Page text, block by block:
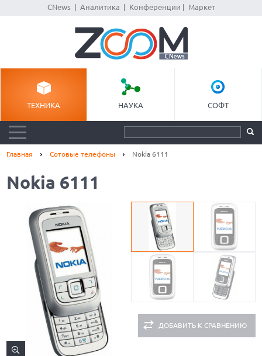
CNews| Аналитика Конференции Маркет
ТЕХНИКА НАУКА СОФТ
Главная Сотовые телефоны Nokia 6111
Nokia 6111
ДОБАВИТЬ К СРАВНЕНИЮ